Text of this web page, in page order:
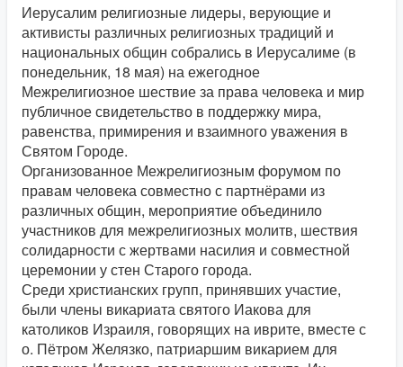
Иерусалим религиозные лидеры, верующие и
активисты различных религиозных традиций и
национальных общин собрались в Иерусалиме (в
понедельник, 18 мая) на ежегодное
Межрелигиозное шествие за права человека и мир
публичное свидетельство в поддержку мира,
равенства, примирения и взаимного уважения в
Святом Городе.
Организованное Межрелигиозным форумом по
правам человека совместно с партнёрами из
различных общин, мероприятие объединило
участников для межрелигиозных молитв, шествия
солидарности с жертвами насилия и совместной
церемонии у стен Старого города.
Среди христианских групп, принявших участие,
были члены викариата святого Иакова для
католиков Израиля, говорящих на иврите, вместе с
о. Пётром Желязко, патриаршим викарием для